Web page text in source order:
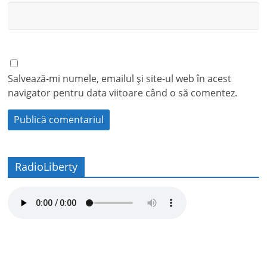
Salvează-mi numele, emailul și site-ul web în acest
navigator pentru data viitoare când o să comentez.
RadioLiberty